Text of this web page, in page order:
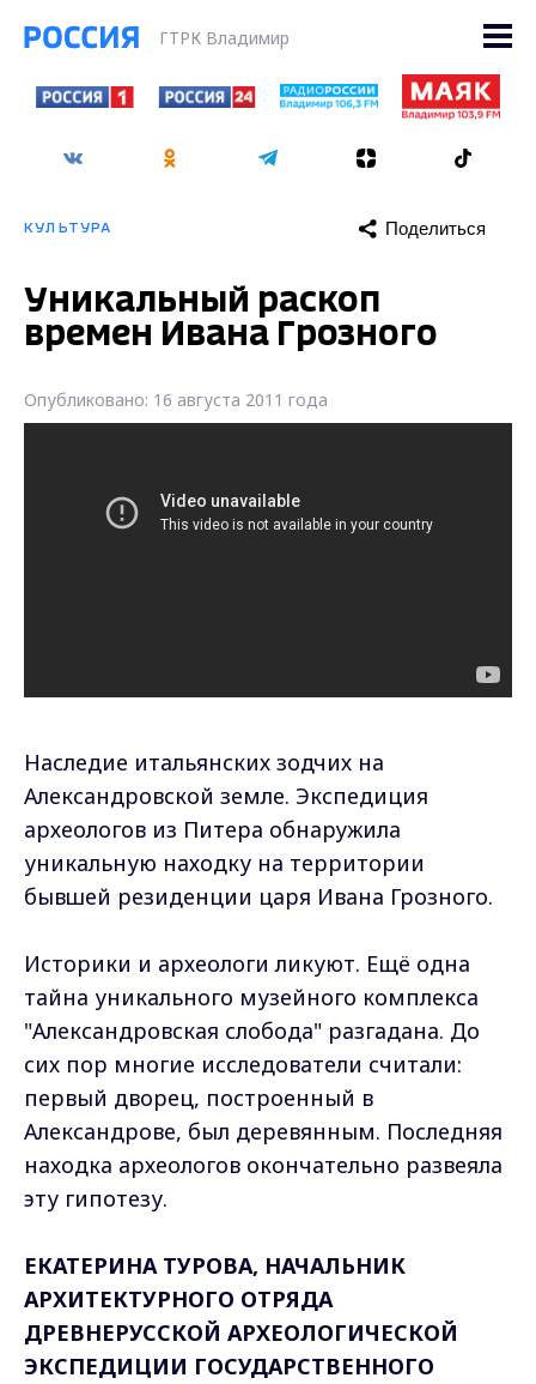
ГТРК Владимир
КУЛЬТУРА Поделиться
Уникальный раскоп
времен Ивана Грозного
Опубликовано: 16 августа 2011 года
Наследие итальянских зодчих на
Александровской земле. Экспедиция
археологов из Питера обнаружила
уникальную находку на территории
бывшей резиденции царя Ивана Грозного.
Историки и археологи ликуют. Ещё одна
тайна уникального музейного комплекса
"Александровская слобода" разгадана. До
сих пор многие исследователи считали:
первый дворец, построенный в
Александрове, был деревянным. Последняя
находка археологов окончательно развеяла
эту гипотезу.
ЕКАТЕРИНА ТУРОВА, НАЧАЛЬНИК
АРХИТЕКТУРНОГО ОТРЯДА
ДРЕВНЕРУССКОЙ АРХЕОЛОГИЧЕСКОЙ
ЭКСПЕДИЦИИ ГОСУДАРСТВЕННОГО